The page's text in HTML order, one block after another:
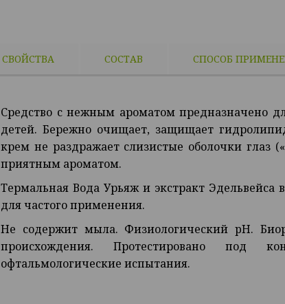
СВОЙСТВА СОСТАВ СПОСОБ
Средство с нежным ароматом предназначено
детей. Бережно очищает, защищает
крем не раздражает слизистые оболочки глаз
приятным ароматом.
Термальная Вода Урьяж и экстракт
для частого применения.
Не содержит мыла. Физиологический pH.
происхождения. Протестировано под
офтальмологические испытания.